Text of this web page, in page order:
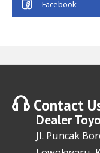
Contact
Dealer
Jl. Puncak